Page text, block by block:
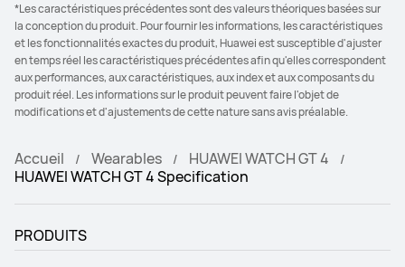
*Les caractéristiques précédentes sont des valeurs théoriques basées sur
la conception du produit. Pour fournir les informations, les caractéristiques
et les fonctionnalités exactes du produit, Huawei est susceptible d'ajuster
en temps réel les caractéristiques précédentes afin qu'elles correspondent
aux performances, aux caractéristiques, aux index et aux composants du
produit réel. Les informations sur le produit peuvent faire l'objet de
modifications et d'ajustements de cette nature sans avis préalable.
Accueil Wearables
HUAWEI WATCH GT 4
HUAWEI WATCH GT 4 Specification
PRODUITS